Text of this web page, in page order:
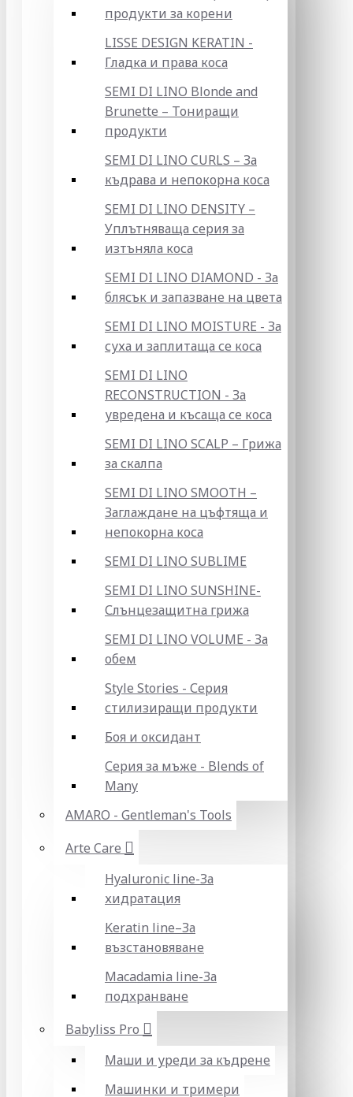
продукти за корени
LISSE DESIGN KERATIN -
Гладка и права коса
SEMI DI LINO Blonde and
Brunette – Тониращи
продукти
SEMI DI LINO CURLS – За
къдрава и непокорна коса
SEMI DI LINO DENSITY –
Уплътняваща серия за
изтъняла коса
SEMI DI LINO DIAMOND - За
блясък и запазване на цвета
SEMI DI LINO MOISTURE - За
суха и заплитаща се коса
SEMI DI LINO
RECONSTRUCTION - За
увредена и късаща се коса
SEMI DI LINO SCALP – Грижа
за скалпа
SEMI DI LINO SMOOTH –
Заглаждане на цъфтяща и
непокорна коса
SEMI DI LINO SUBLIME
SEMI DI LINO SUNSHINE-
Слънцезащитна грижа
SEMI DI LINO VOLUME - За
обем
Style Stories - Серия
стилизиращи продукти
Боя и оксидант
Серия за мъже - Blends of
Many
AMARO - Gentleman's Tools
Arte Care
Hyaluronic line-За
хидратация
Keratin line–За
възстановяване
Macadamia line-За
подхранване
Babyliss Pro
Маши и уреди за къдрене
Машинки и тримери